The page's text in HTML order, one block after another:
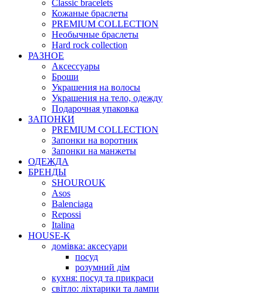
Classic bracelets
Кожаные браслеты
PREMIUM COLLECTION
Необычные браслеты
Hard rock collection
РАЗНОЕ
Аксессуары
Броши
Украшения на волосы
Украшения на тело, одежду
Подарочная упаковка
ЗАПОНКИ
PREMIUM COLLECTION
Запонки на воротник
Запонки на манжеты
ОДЕЖДА
БРЕНДЫ
SHOUROUK
Asos
Balenciaga
Repossi
Italina
HOUSE-K
домівка: аксесуари
посуд
розумний дім
кухня: посуд та прикраси
світло: ліхтарики та лампи